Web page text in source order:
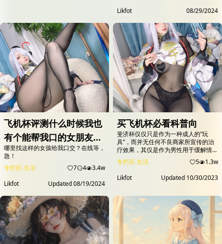
Likfot
08/29/2024
飞机杯评测什么时候我也
有个能帮我口的女朋友口
交杯使用体验报告刺激偏
低触感慢玩舒适
哪里找这样的女孩给我口交？在线等，
急！
专栏区-生活
7 4
3.4w
Likfot
Updated08/19/2024
买飞机杯必看科普向
斐济杯仅仅只是作为一种成人的“玩
具”，而并无任何不良商家所宣传的治
疗效果，其仅是作为男性用于缓解情绪
的一种工具。因此，我们大可不必对此
话题捻神捻鬼，在合适的场合下正确、
适度的使用斐济杯，反而能达到舒缓心
情、释放性冲动、防止前列腺炎等疾病
认知，恰恰是表达对男性健康领域的关
注。
专栏区-生活 5
1.3w
Likfot
Updated 10/30/2023